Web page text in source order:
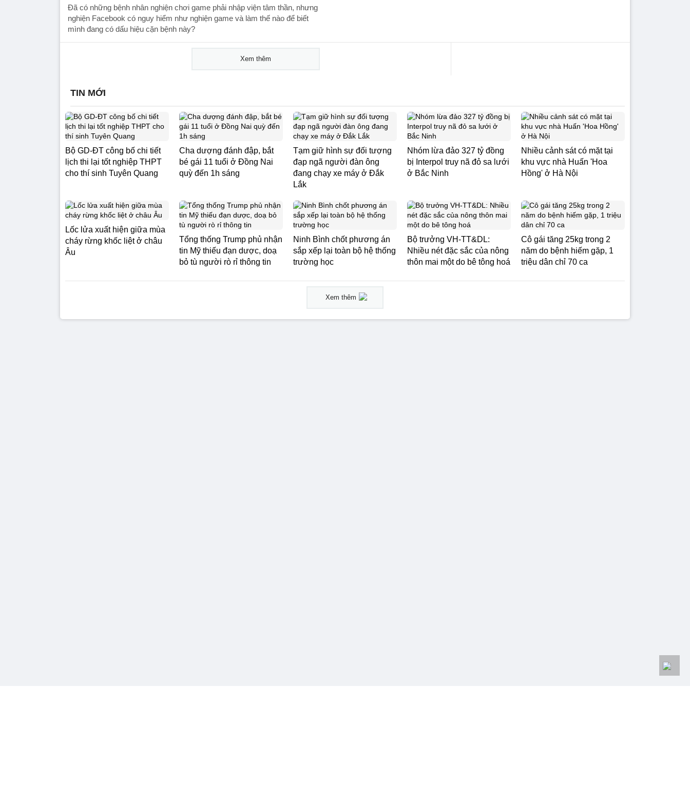
Đã có những bệnh nhân nghiện chơi game phải nhập viện tâm thần, nhưng
nghiện Facebook có nguy hiểm như nghiện game và làm thế nào để biết
mình đang có dấu hiệu cặn bệnh này?
Xem thêm
TIN MỚI
Bộ GD-ĐT công bố chi tiết
lịch thi lại tốt nghiệp THPT
cho thí sinh Tuyên Quang
Cha dượng đánh đập, bắt
bé gái 11 tuổi ở Đồng Nai
quỳ đến 1h sáng
Tạm giữ hình sự đối tượng
đạp ngã người đàn ông
đang chạy xe máy ở Đắk
Lắk
Nhóm lừa đảo 327 tỷ đồng
bị Interpol truy nã đỏ sa lưới
ở Bắc Ninh
Nhiều cảnh sát có mặt tại
khu vực nhà Huấn 'Hoa
Hồng' ở Hà Nội
Lốc lửa xuất hiện giữa mùa
cháy rừng khốc liệt ở châu
Âu
Tổng thống Trump phủ nhận
tin Mỹ thiếu đạn dược, doạ
bỏ tù người rò rỉ thông tin
Ninh Bình chốt phương án
sắp xếp lại toàn bộ hệ thống
trường học
Bộ trưởng VH-TT&DL:
Nhiều nét đặc sắc của nông
thôn mai một do bê tông hoá
Cô gái tăng 25kg trong 2
năm do bệnh hiếm gặp, 1
triệu dân chỉ 70 ca
Xem thêm